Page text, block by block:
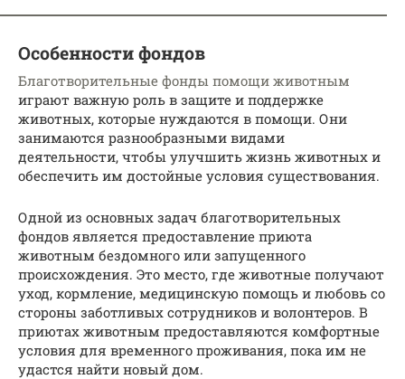
Особенности фондов
Благотворительные фонды помощи животным
играют важную роль в защите и поддержке
животных, которые нуждаются в помощи. Они
занимаются разнообразными видами
деятельности, чтобы улучшить жизнь животных и
обеспечить им достойные условия существования.
Одной из основных задач благотворительных
фондов является предоставление приюта
животным бездомного или запущенного
происхождения. Это место, где животные получают
уход, кормление, медицинскую помощь и любовь со
стороны заботливых сотрудников и волонтеров. В
приютах животным предоставляются комфортные
условия для временного проживания, пока им не
удастся найти новый дом.